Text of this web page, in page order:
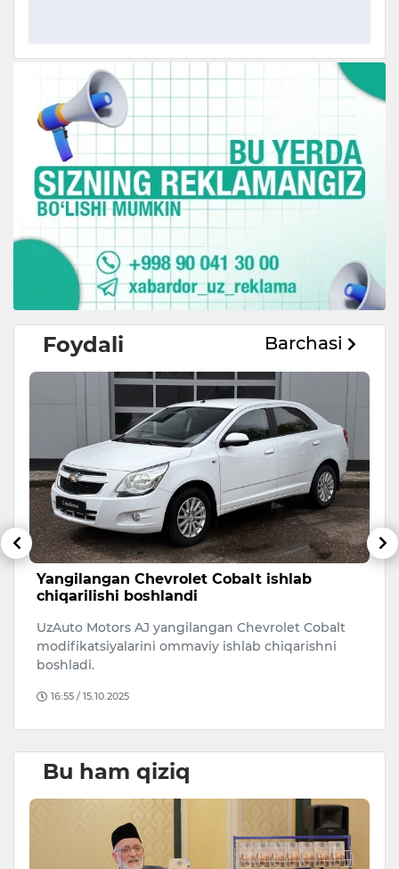
Foydali Barchasi
Yangilangan Chevrolet Cobalt ishlab
chiqarilishi boshlandi
UzAuto Motors AJ yangilangan Chevrolet Cobalt
modifikatsiyalarini ommaviy ishlab chiqarishni
boshladi.
16:55 / 15.10.2025
Bu ham qiziq